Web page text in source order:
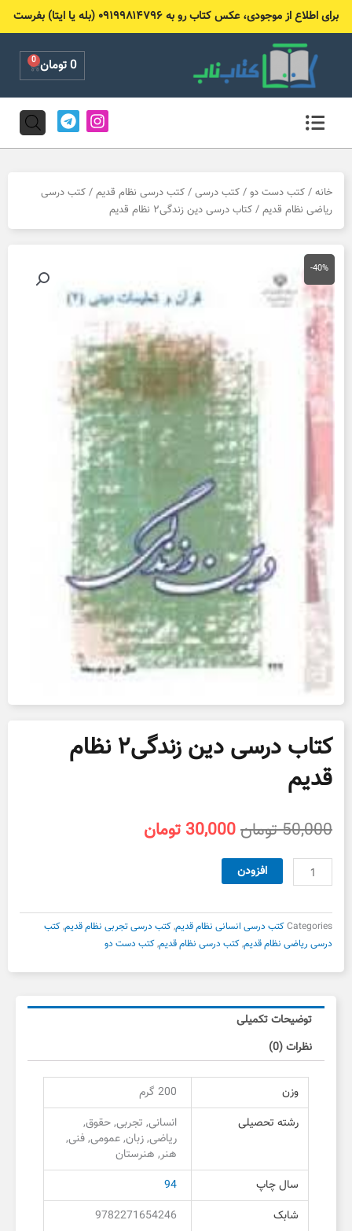
برای اطلاع از موجودی، عکس کتاب رو به ۰۹۱۹۹۸۱۴۷۹۶ (بله یا ایتا) بفرست
0تومان 0
Cart
I
n
s
g
a
T
e
l
r
m
خانه / کتب دست دو / کتب درسی / کتب درسی نظام قدیم / کتب درسی
ریاضی نظام قدیم / کتاب درسی دین زندگی۲ نظام قدیم
-40%
کتاب درسی دین زندگی۲ نظام
قدیم
50,000تومانقیمت
بود.
30,000 تومان
کتاب
درسی
زندگی۲
قدیم
عدد
افزودن
Categoriesکتب درسی انسانی نظام قدیم,کتب درسی تجربی نظام قدیم,کتب
درسی ریاضی نظام قدیم,کتب درسی نظام قدیم,کتب دست دو
توضیحات تکمیلی
نظرات (0)
وزن
200 گرم
رشته تحصیلی
انسانی, تجربی, حقوق,
ریاضی, زبان, عمومی, فنی,
هنر, هنرستان
سال چاپ
94
شابک
9782271654246